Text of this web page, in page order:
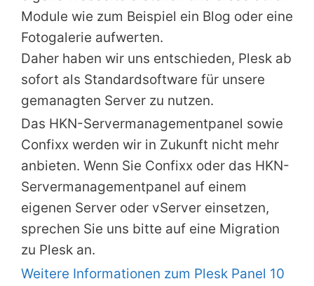
Module wie zum Beispiel ein Blog oder eine
Fotogalerie aufwerten.
Daher haben wir uns entschieden, Plesk ab
sofort als Standardsoftware für unsere
gemanagten Server zu nutzen.
Das HKN-Servermanagementpanel sowie
Confixx werden wir in Zukunft nicht mehr
anbieten. Wenn Sie Confixx oder das HKN-
Servermanagementpanel auf einem
eigenen Server oder vServer einsetzen,
sprechen Sie uns bitte auf eine Migration
zu Plesk an.
Weitere Informationen zum Plesk Panel 10